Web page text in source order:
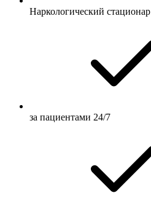
Наркологический стационар
за пациентами 24/7